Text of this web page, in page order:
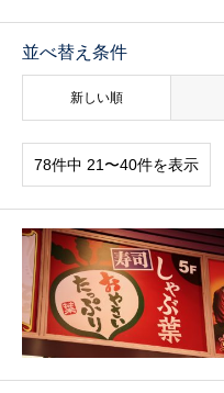
並べ替え条件
新しい順
78件中 21〜40件を表示